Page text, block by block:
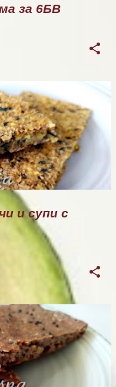
за 6БВ
и супи с